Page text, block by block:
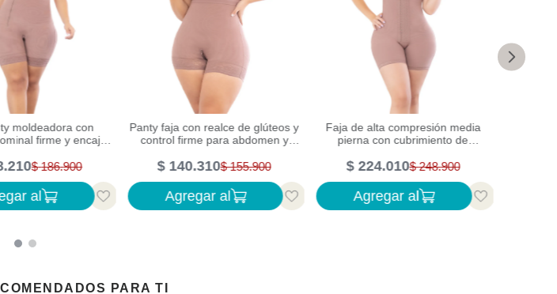
moldeadora con
firme y encaje
$ 186.900
.210
al
Panty faja con realce de glúteos y
control firme para abdomen y
$ 155.900
$ 140.310
Agregar al
Faja de alta compresión media
pierna con cubrimiento de
$ 248.900
$ 224.010
Agregar al
PARA TI